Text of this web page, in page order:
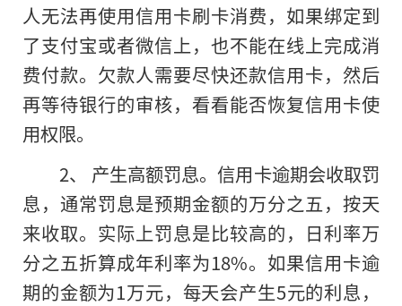
人无法再使用信用卡刷卡消费，如果绑定到
了支付宝或者微信上，也不能在线上完成消
费付款。欠款人需要尽快还款信用卡，然后
再等待银行的审核，看看能否恢复信用卡使
用权限。
2、 产生高额罚息。信用卡逾期会收取罚
息，通常罚息是预期金额的万分之五，按天
来收取。实际上罚息是比较高的，日利率万
分之五折算成年利率为18%。如果信用卡逾
期的金额为1万元，每天会产生5元的利息，